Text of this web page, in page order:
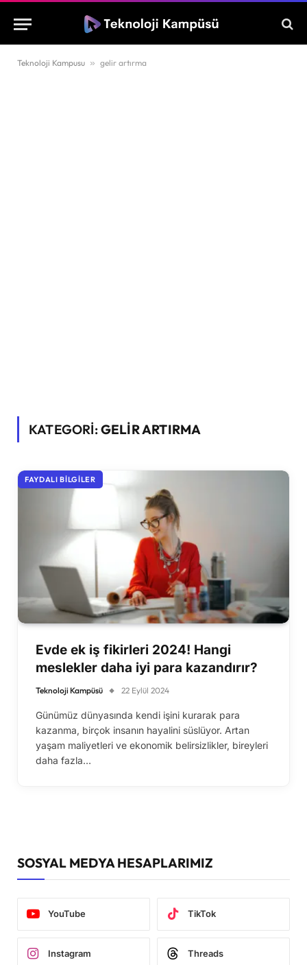
Teknoloji Kampusu » gelir artırma
KATEGORİ:GELIR ARTIRMA
FAYDALI BILGILER
Evde ek iş fikirleri 2024! Hangi
meslekler daha iyi para kazandırır?
Teknoloji Kampüsü 22 Eylül 2024
Günümüz dünyasında kendi işini kurarak para
kazanma, birçok insanın hayalini süslüyor. Artan
yaşam maliyetleri ve ekonomik belirsizlikler, bireyleri
daha fazla…
SOSYAL MEDYA HESAPLARIMIZ
YouTube TikTok
Instagram Threads